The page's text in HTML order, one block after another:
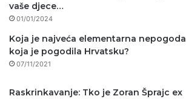
vaše djece…
01/01/2024
Koja je najveća elementarna nepogoda
koja je pogodila Hrvatsku?
07/11/2021
Raskrinkavanje: Tko je Zoran Šprajc ex